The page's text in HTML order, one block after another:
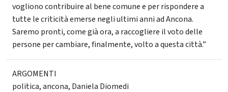
vogliono contribuire al bene comune e per rispondere a
tutte le criticità emerse negli ultimi anni ad Ancona.
Saremo pronti, come già ora, a raccogliere il voto delle
persone per cambiare, finalmente, volto a questa città.”
ARGOMENTI
politica,ancona, Daniela Diomedi